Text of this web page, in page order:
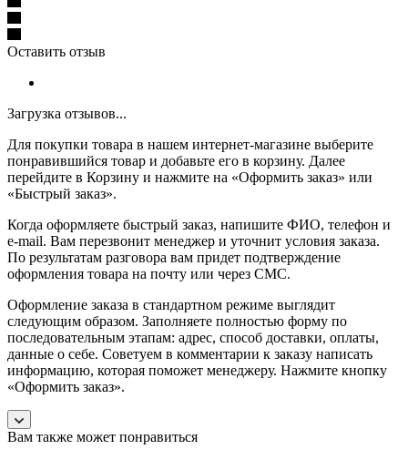
Оставить отзыв
Загрузка отзывов...
Для покупки товара в нашем интернет-магазине выберите
понравившийся товар и добавьте его в корзину. Далее
перейдите в Корзину и нажмите на «Оформить заказ» или
«Быстрый заказ».
Когда оформляете быстрый заказ, напишите ФИО, телефон и
e-mail. Вам перезвонит менеджер и уточнит условия заказа.
По результатам разговора вам придет подтверждение
оформления товара на почту или через СМС.
Оформление заказа в стандартном режиме выглядит
следующим образом. Заполняете полностью форму по
последовательным этапам: адрес, способ доставки, оплаты,
данные о себе. Советуем в комментарии к заказу написать
информацию, которая поможет менеджеру. Нажмите кнопку
«Оформить заказ».
Вам также может понравиться